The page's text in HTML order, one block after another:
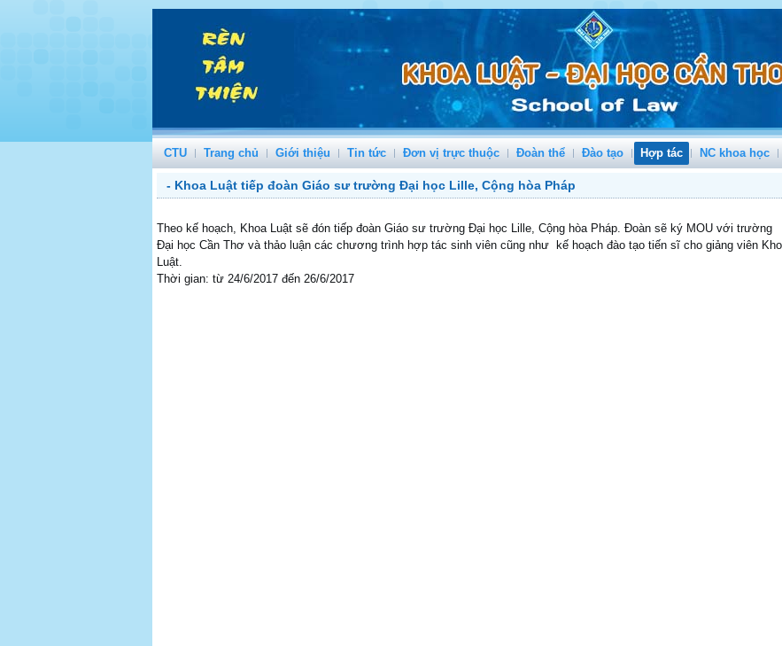
CTU Trang chủ Giới thiệu Tin tức Đơn vị trực thuộc Đoàn thể Đào tạo Hợp tác NC khoa học
- Khoa Luật tiếp đoàn Giáo sư trường Đại học Lille, Cộng hòa Pháp
Theo kế hoạch, Khoa Luật sẽ đón tiếp đoàn Giáo sư trường Đại học Lille, Cộng hòa Pháp. Đoàn sẽ ký MOU với trường
Đại học Cần Thơ và thảo luận các chương trình hợp tác sinh viên cũng như kế hoạch đào tạo tiến sĩ cho giảng viên
Luật.
Thời gian: từ 24/6/2017 đến 26/6/2017